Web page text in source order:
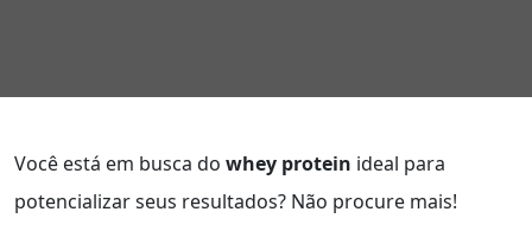
Você está em busca do whey protein ideal para
potencializar seus resultados? Não procure mais!